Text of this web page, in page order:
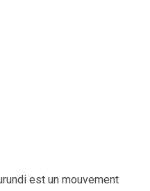
est un mouvement